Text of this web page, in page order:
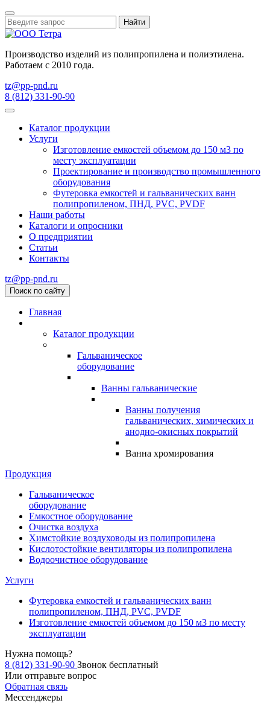
Найти
Производство изделий из полипропилена и полиэтилена.
Работаем с 2010 года.
tz@pp-pnd.ru
8 (812) 331-90-90
Каталог продукции
Услуги
Изготовление емкостей объемом до 150 м3 по
месту эксплуатации
Проектирование и производство промышленного
оборудования
Футеровка емкостей и гальванических ванн
полипропиленом, ПНД, PVC, PVDF
Наши работы
Каталоги и опросники
О предприятии
Статьи
Контакты
tz@pp-pnd.ru
Поиск по сайту
Главная
Каталог продукции
Гальваническое
оборудование
Ванны гальванические
Ванны получения
гальванических, химических и
анодно-окисных покрытий
Ванна хромирования
Продукция
Гальваническое
оборудование
Емкостное оборудование
Очистка воздуха
Химстойкие воздуховоды из полипропилена
Кислотостойкие вентиляторы из полипропилена
Водоочистное оборудование
Услуги
Футеровка емкостей и гальванических ванн
полипропиленом, ПНД, PVC, PVDF
Изготовление емкостей объемом до 150 м3 по месту
эксплуатации
Нужна помощь?
8 (812) 331-90-90 Звонок бесплатный
Или отправьте вопрос
Обратная связь
Мессенджеры